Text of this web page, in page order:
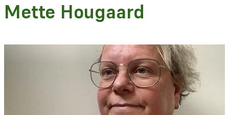
Mette Hougaard